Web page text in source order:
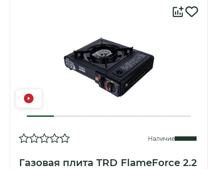
Наличие
Газовая плита TRD FlameForce 2.2